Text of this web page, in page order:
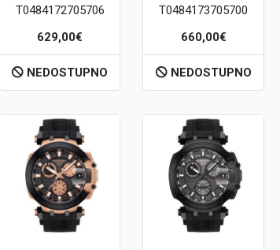
T0484172705706
629,00€
NEDOSTUPNO
T0484173705700
660,00€
NEDOSTUPNO